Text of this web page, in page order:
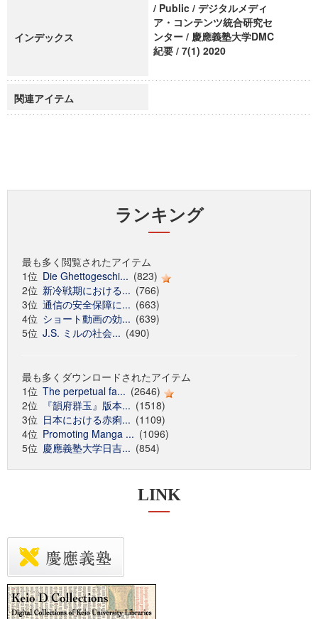
インデックス
/ Public / デジタルメディ
ア・コンテンツ統合研究セ
ンター / 慶應義塾大学DMC
紀要 / 7(1) 2020
関連アイテム
ランキング
最も多く閲覧されたアイテム
1位 Die Ghettogeschi... (823)
2位 新冷戦期における... (766)
3位 通信の安全保障に... (663)
4位 ショート動画の効... (639)
5位 J.S. ミルの社会... (490)
最も多くダウンロードされたアイテム
1位 The perpetual fa... (2646)
2位
『韻府群玉』版本... (1518)
3位 日本における赤痢... (1109)
4位 Promoting Manga ... (1096)
5位 慶應義塾大学日吉... (854)
LINK